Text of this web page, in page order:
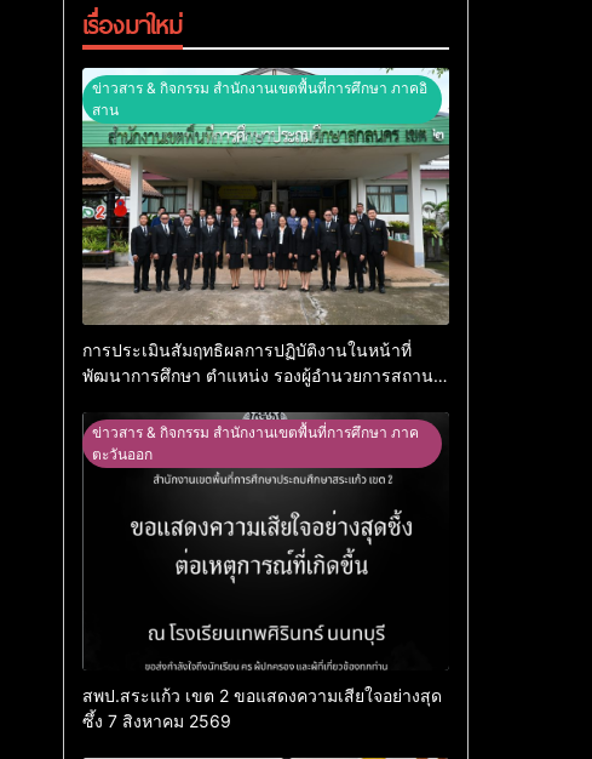
เรื่องมาใหม่
ข่าวสาร & กิจกรรม สำนักงานเขตพื้นที่การศึกษา ภาคอิ
สาน
การประเมินสัมฤทธิผลการปฏิบัติงานในหน้าที่
พัฒนาการศึกษา ตำแหน่ง รองผู้อำนวยการสถาน
ข่าวสาร & กิจกรรม สำนักงานเขตพื้นที่การศึกษา ภาค
ตะวันออก
สพป.สระแก้ว เขต 2 ขอแสดงความเสียใจอย่างสุด
ซึ้ง 7 สิงหาคม 2569